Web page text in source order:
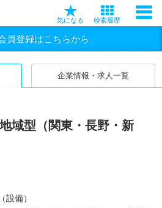
気になる 検索履歴
員登録はこちらから
企業情報・求人一覧
域型（関東・長野・新
設備）